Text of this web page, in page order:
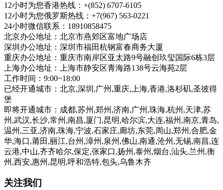
12小时为您香港热线：+(852) 6707-6105
12小时为您俄罗斯热线：+7(967) 563-0221
24小时微信联系：18910858475
北京办公地址：北京市燕郊区富地广场店
深圳办公地址：深圳市福田杭钢富春商务大厦
重庆办公地址：重庆市南岸区亚太路9号融创玖玺国际6栋3层
上海办公地址：上海市静安区青海路138号云海苑2层
工作时间：9:00~18:00
已经开通城市：北京,深圳,广州,重庆,上海,香港,洛杉矶,圣彼得
堡
即将开通城市：成都,苏州,郑州,济南,广州,珠海,杭州,天津,苏
州,武汉,长沙,常州,南昌,厦门,昆明,哈尔滨,大连,福州,南京,青岛,
温州,三亚,济南,珠海,宁波,石家庄,廊坊,东莞,周山,郑州,合肥,金
华,海口,莆田,丽江,台州,漳州,泉州,佛山,南通,沧州,无锡,南昌,连
云港,中山,齐齐哈尔,保定,张家口,扬州,泰州,烟台,汕头,兰州,衡
州,西安,惠州,昆明,呼和浩特,包头,乌鲁木齐
关注我们